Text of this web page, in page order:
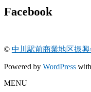
Facebook
© 中川駅前商業地区振興
Powered by WordPress with
MENU